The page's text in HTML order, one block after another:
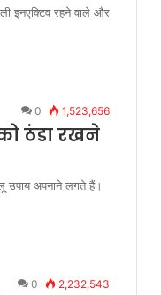
इनएक्टिव रहने वाले और
0 1,523,656
ठंडा रखने
उपाय अपनाने लगते हैं।
0 2,232,543